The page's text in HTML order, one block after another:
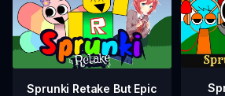
Sprunki Retake But Epic